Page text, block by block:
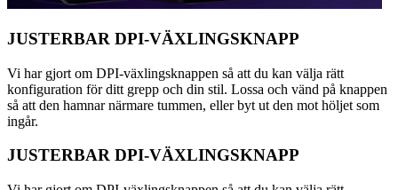
JUSTERBAR DPI-VÄXLINGSKNAPP
Vi har gjort om DPI-växlingsknappen så att du kan välja rätt
konfiguration för ditt grepp och din stil. Lossa och vänd på knappen
så att den hamnar närmare tummen, eller byt ut den mot höljet som
ingår.
JUSTERBAR DPI-VÄXLINGSKNAPP